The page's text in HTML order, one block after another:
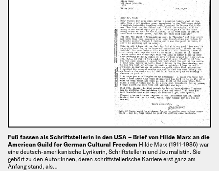
Fuß fassen als Schriftstellerin in den USA – Brief von Hilde Marx an die
American Guild for German Cultural Freedom Hilde Marx (1911-1986) war
eine deutsch-amerikanische Lyrikerin, Schriftstellerin und Journalistin. Sie
gehört zu den Autor:innen, deren schriftstellerische Karriere erst ganz am
Anfang stand, als…